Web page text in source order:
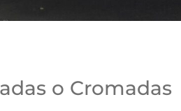
o Cromadas